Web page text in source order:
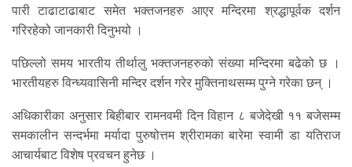
पारी टाढाटाढाबाट समेत भक्तजनहरु आएर मन्दिरमा श्रद्धापूर्वक दर्शन
गरिरहेको जानकारी दिनुभयो ।
पछिल्लो समय भारतीय तीर्थालु भक्तजनहरुको संख्या मन्दिरमा बढेको छ ।
भारतीयहरु विन्ध्यवासिनी मन्दिर दर्शन गरेर मुक्तिनाथसम्म पुग्ने गरेका छन् ।
अधिकारीका अनुसार बिहीबार रामनवमी दिन विहान ८ बजेदेखी ११ बजेसम्म
समकालीन सन्दर्भमा मर्यादा पुरुषोत्तम श्रीरामका बारेमा स्वामी डा यतिराज
आचार्यबाट विशेष प्रवचन हुनेछ ।